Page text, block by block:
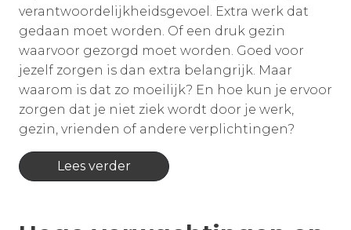
verantwoordelijkheidsgevoel. Extra werk dat
gedaan moet worden. Of een druk gezin
waarvoor gezorgd moet worden. Goed voor
jezelf zorgen is dan extra belangrijk. Maar
waarom is dat zo moeilijk? En hoe kun je ervoor
zorgen dat je niet ziek wordt door je werk,
gezin, vrienden of andere verplichtingen?
Lees verder